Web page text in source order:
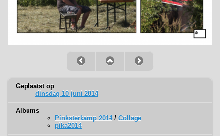
Geplaatst op
dinsdag 10 juni 2014
Albums
Pinksterkamp 2014/ Collage
pika2014